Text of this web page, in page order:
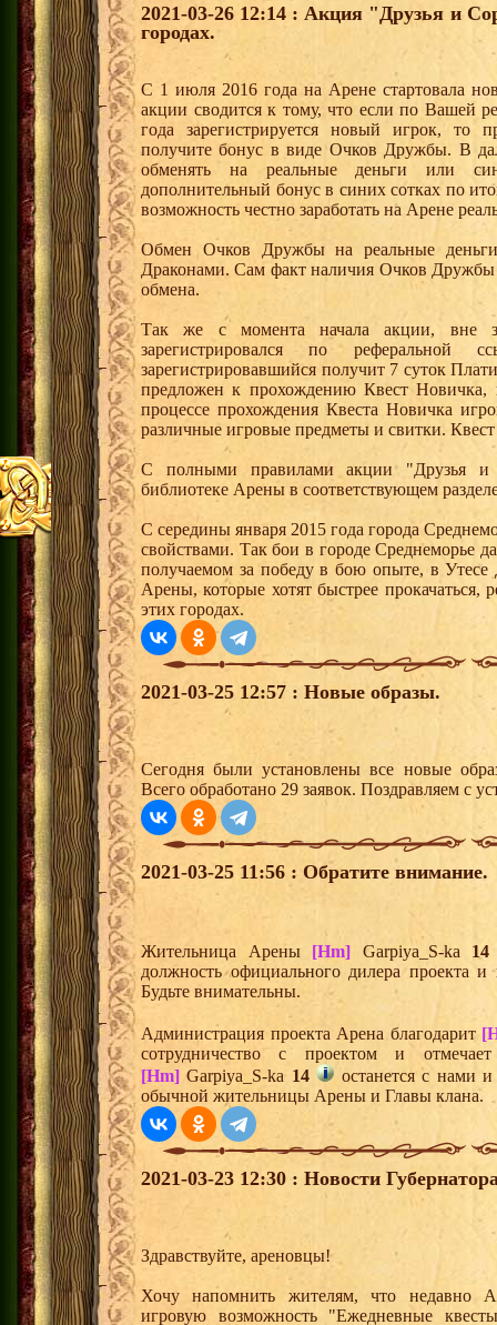
2021-03-26 12:14 : Акция "Друзья и
городах.
С 1 июля 2016 года на Арене стартовала
акции сводится к тому, что если по Вашей
года зарегистрируется новый игрок,
получите бонус в виде Очков Дружбы. В
обменять на реальные деньги или
дополнительный бонус в синих сотках по
возможность честно заработать на Арене
Обмен Очков Дружбы на реальные деньги
Драконами. Сам факт наличия Очков Дружбы
обмена.
Так же с момента начала акции, вне
зарегистрировался по
зарегистрировавшийся получит 7 суток
предложен к прохождению Квест
процессе прохождения Квеста Новичка
различные игровые предметы и свитки.
С полными правилами акции "Друзья и
библиотеке Арены в соответствующем
С середины января 2015 года города
свойствами. Так бои в городе Среднеморье
получаемом за победу в бою опыте, в
Арены, которые хотят быстрее прокачаться,
этих городах.
2021-03-25 12:57 : Новые образы.
Сегодня были установлены все новые
Всего обработано 29 заявок. Поздравляем с
2021-03-25 11:56 : Обратите внимание.
Жительница Арены [Hm] Garpiya_S-ka 14
должность официального дилера проекта
Будьте внимательны.
Администрация проекта Арена благодарит
сотрудничество с проектом и
[Hm] Garpiya_S-ka 14
останется с нами
обычной жительницы Арены и Главы клана.
2021-03-23 12:30 : Новости
Здравствуйте, ареновцы!
Хочу напомнить жителям, что недавно
игровую возможность "Ежедневные